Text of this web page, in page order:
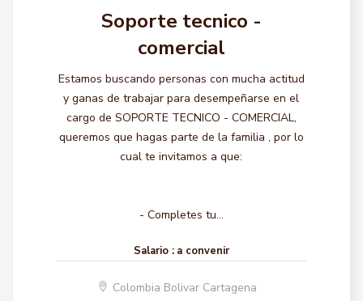
Soporte tecnico -
comercial
Estamos buscando personas con mucha actitud
y ganas de trabajar para desempeñarse en el
cargo de SOPORTE TECNICO - COMERCIAL,
queremos que hagas parte de la familia , por lo
cual te invitamos a que:
- Completes tu...
Salario : a convenir
Colombia Bolivar Cartagena